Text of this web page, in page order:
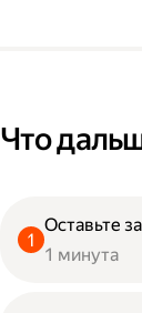
Что
Оставьте
1 минута